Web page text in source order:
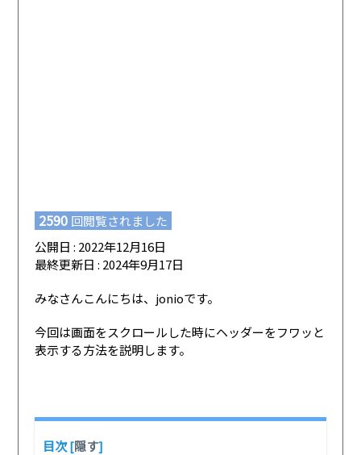
2590 回閲覧されました
公開日 : 2022年12月16日
最終更新日 : 2024年9月17日
みなさんこんにちは、jonioです。
今回は画面をスクロールした時にヘッダーをフワッと
表示する方法を説明します。
目次[隠す]